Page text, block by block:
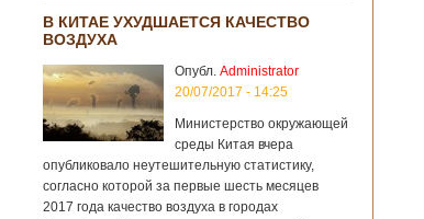
В КИТАЕ УХУДШАЕТСЯ КАЧЕСТВО
ВОЗДУХА
Опубл. Administrator
20/07/2017 - 14:25
Министерство окружающей
среды Китая вчера
опубликовало неутешительную статистику,
согласно которой за первые шесть месяцев
2017 года качество воздуха в городах